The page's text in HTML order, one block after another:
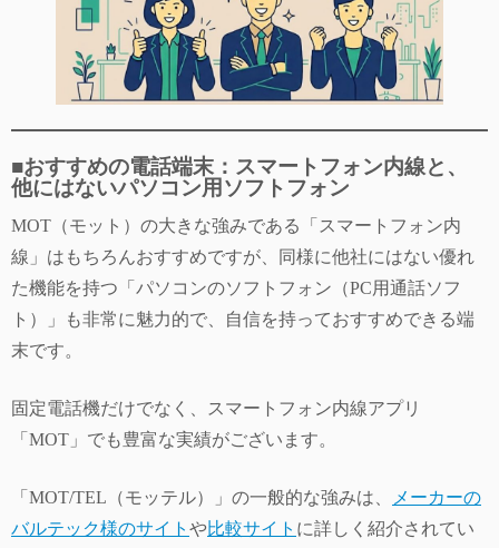
■おすすめの電話端末：スマートフォン内線と、
他にはないパソコン用ソフトフォン
MOT（モット）の大きな強みである「スマートフォン内
線」はもちろんおすすめですが、同様に他社にはない優れ
た機能を持つ「パソコンのソフトフォン（PC用通話ソフ
ト）」も非常に魅力的で、自信を持っておすすめできる端
末です。
固定電話機だけでなく、スマートフォン内線アプリ
「MOT」でも豊富な実績がございます。
「MOT/TEL（モッテル）」の一般的な強みは、
メーカーの
バルテック様のサイト や比較サイト に詳しく紹介されてい